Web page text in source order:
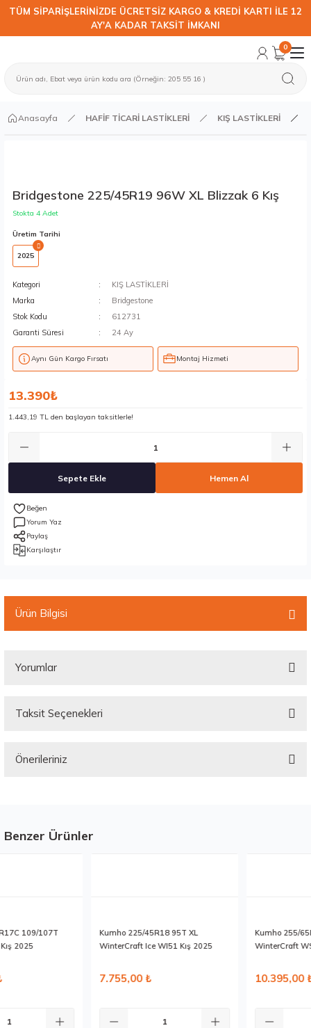
TÜM SİPARİŞLERİNİZDE ÜCRETSİZ KARGO & KREDİ KARTI İLE 12
AY'A KADAR TAKSİT İMKANI
0
Anasayfa HAFİF TİCARİ LASTİKLERİ KIŞ LASTİKLERİ
Bridgestone 225/45R19 96W XL Blizzak 6 Kış
Stokta 4 Adet
Üretim Tarihi
2025
Kategori
KIŞ LASTİKLERİ
Marka
Bridgestone
Stok Kodu
612731
Garanti Süresi
24 Ay
Aynı Gün Kargo Fırsatı Montaj Hizmeti
13.390₺
1.443,19 TL den başlayan taksitlerle!
Sepete Ekle Hemen Al
Yorum Yaz
Paylaş
Karşılaştır
Ürün Bilgisi
Yorumlar
Taksit Seçenekleri
Önerileriniz
Görüş ve önerileriniz için teşekkür ederiz.
Bu ürüne benzer farklı alternatifler olmalı.
Benzer Ürünler
Kumho 255/65R17 114T
WinterCraft WS51 SUV Kış 2025
Kumho 225/60R18 104T
WinterCraft WS51 SUV Kış 2025